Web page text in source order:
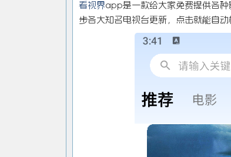
看视界app是一款给大家免费提供各种
步各大知名电视台更新，点击就能自